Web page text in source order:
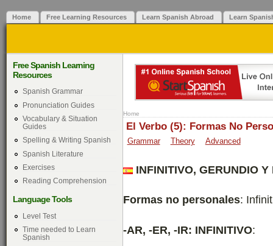
Home Free Learning Resources Learn Spanish Abroad Learn
Free Spanish Learning
Resources
Spanish Grammar
Pronunciation Guides
Vocabulary & Situation
Guides
Spelling & Writing Spanish
Spanish Literature
Exercises
Reading Comprehension
Language Tools
Level Test
Time needed to Learn
Spanish
Home
El Verbo (5): Formas No
Grammar Theory Advanced
INFINITIVO, GERUNDIO Y
Formas no personales:
-AR, -ER, -IR: INFINITIVO: